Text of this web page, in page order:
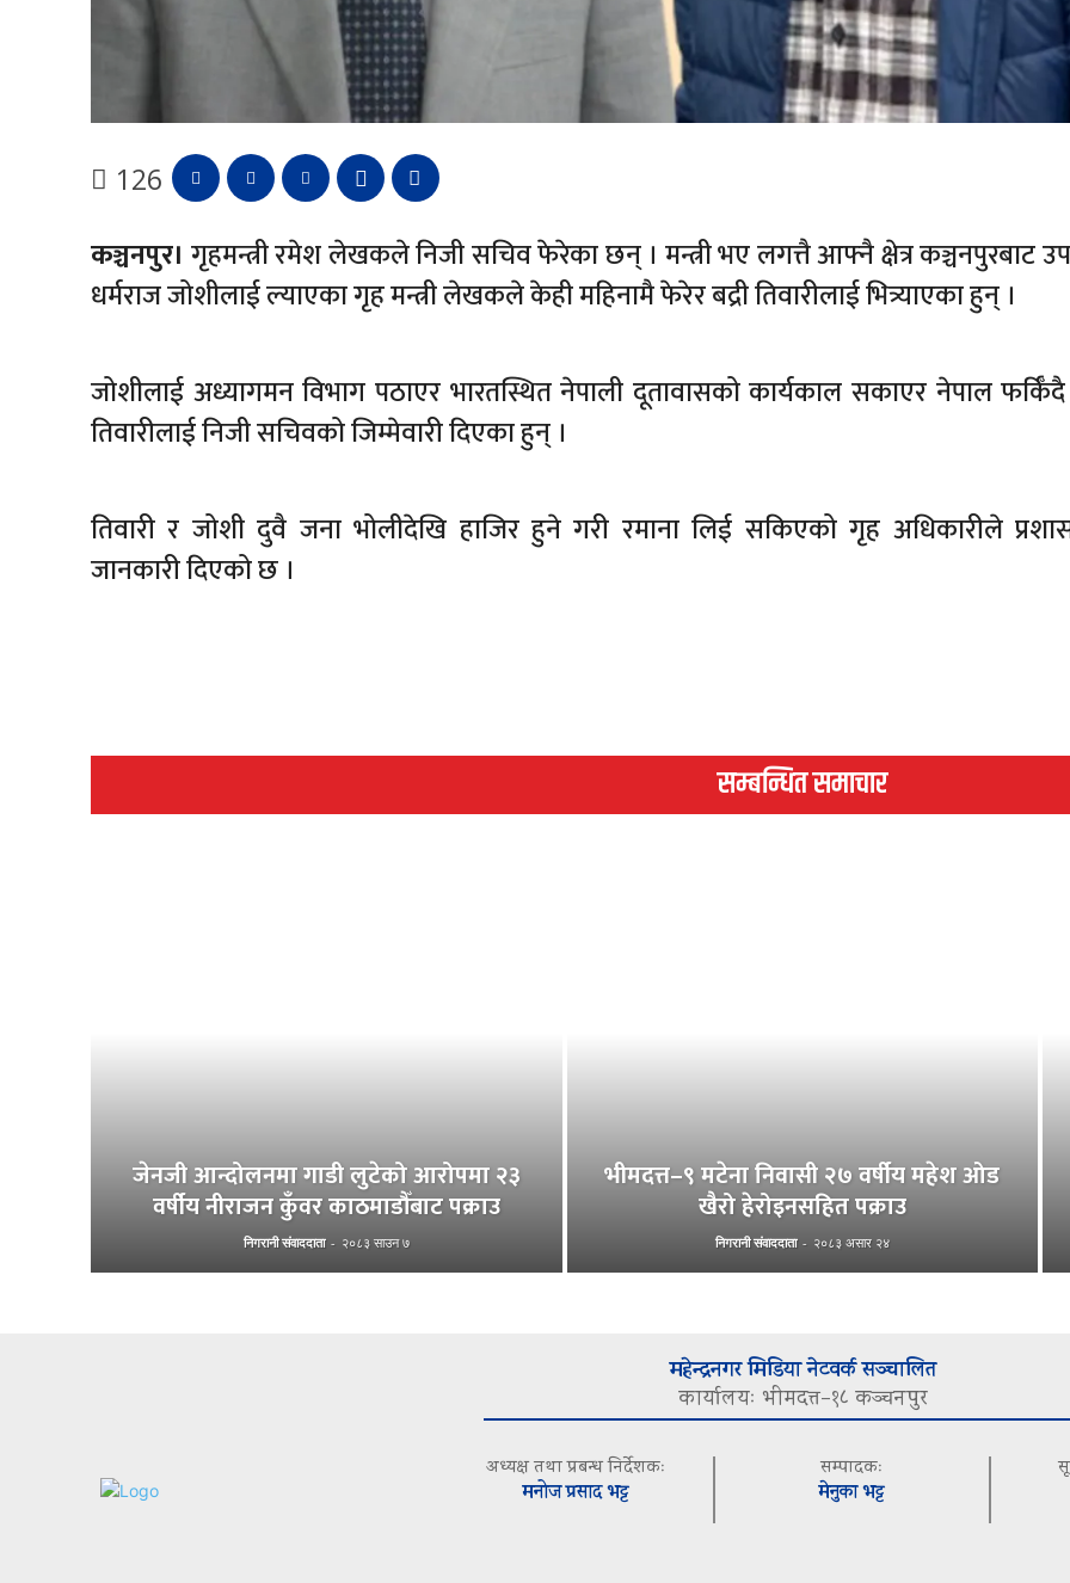
126
कञ्चनपुर। गृहमन्त्री रमेश लेखकले निजी सचिव फेरेका छन् । मन्त्री भए लगत्तै आफ्नै क्षेत्र कञ्चनपुरबाट
धर्मराज जोशीलाई ल्याएका गृह मन्त्री लेखकले केही महिनामै फेरेर बद्री तिवारीलाई भित्र्याएका हुन् ।
जोशीलाई अध्यागमन विभाग पठाएर भारतस्थित नेपाली दूतावासको कार्यकाल सकाएर नेपाल
तिवारीलाई निजी सचिवको जिम्मेवारी दिएका हुन् ।
तिवारी र जोशी दुवै जना भोलीदेखि हाजिर हुने गरी रमाना लिई सकिएको गृह अधिकारीले
जानकारी दिएको छ ।
सम्बन्धित समाचार
जेनजी आन्दोलनमा गाडी लुटेको आरोपमा २३
वर्षीय नीराजन कुँवर काठमाडौँबाट पक्राउ
निगरानी संवाददाता - २०८३ साउन ७
भीमदत्त–९ मटेना निवासी २७ वर्षीय महेश ओड
खैरो हेरोइनसहित पक्राउ
निगरानी संवाददाता - २०८३ असार २४
महेन्द्रनगर मिडिया नेटवर्क सञ्चालित
कार्यालयः भीमदत्त–१८ कञ्चनपुर
अध्यक्ष तथा प्रबन्ध निर्देशकः
मनोज प्रसाद भट्ट
सम्पादकः
मेनुका भट्ट